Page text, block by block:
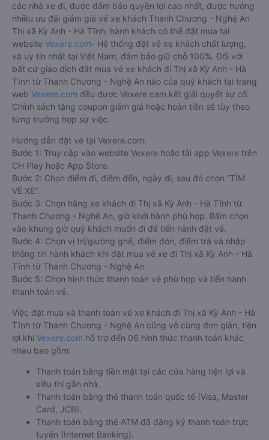
các nhà xe đi, được đảm bảo quyền lợi cao nhất, được hưởng
nhiều ưu đãi giảm giá vé xe khách Thanh Chương - Nghệ An
Thị xã Kỳ Anh - Hà Tĩnh, hành khách có thể đặt mua tại
website Vexere.com- Hệ thống đặt vé xe khách chất lượng,
và uy tín nhất tại Việt Nam, đảm bảo giữ chỗ 100%. Đối với
bất cứ giao dịch đặt mua vé xe khách đi Thị xã Kỳ Anh - Hà
Tĩnh từ Thanh Chương - Nghệ An nào của quý khách tại trang
web Vexere.com đều được Vexere cam kết giải quyết sự cố.
Chính sách tặng coupon giảm giá hoặc hoàn tiền sẽ tùy theo
từng trường hợp sự việc.
Hướng dẫn đặt vé tại Vexere.com:
Bước 1: Truy cập vào website Vexere hoặc tải app Vexere trên
CH Play hoặc App Store.
Bước 2: Chọn điểm đi, điểm đến, ngày đi, sau đó chọn “TÌM
VÉ XE”.
Bước 3: Chọn hãng xe khách đi Thị xã Kỳ Anh - Hà Tĩnh từ
Thanh Chương - Nghệ An, giờ khởi hành phù hợp. Bấm chọn
vào khung giờ quý khách muốn đi để tiến hành đặt vé.
Bước 4: Chọn vị trí/giường ghế, điểm đón, điểm trả và nhập
thông tin hành khách khi đặt mua vé xe đi Thị xã Kỳ Anh - Hà
Tĩnh từ Thanh Chương - Nghệ An
Bước 5: Chọn hình thức thanh toán vé phù hợp và tiến hành
thanh toán vé.
Việc đặt mua và thanh toán vé xe khách đi Thị xã Kỳ Anh - Hà
Tĩnh từ Thanh Chương - Nghệ An cũng vô cùng đơn giản, tiện
lợi khi Vexere.com hỗ trợ đến 06 hình thức thanh toán khác
nhau bao gồm:
Thanh toán bằng tiền mặt tại các cửa hàng tiện lợi và
siêu thị gần nhà.
Thanh toán bằng thẻ thanh toán quốc tế (Visa, Master
Card, JCB).
Thanh toán bằng thẻ ATM đã đăng ký thanh toán trực
tuyến (Internet Banking).